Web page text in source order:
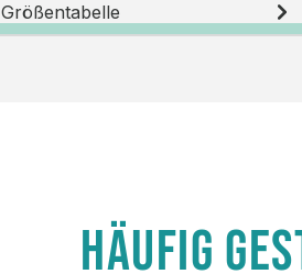
Größentabelle
HÄUFIG